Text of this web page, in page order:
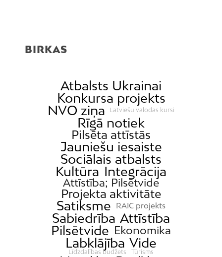
BIRKAS
Atbalsts Ukrainai
Konkursa projekts
NVO ziņa
Latviešu valodas kursi
Rīgā notiek
Pilsēta attīstās
Jauniešu iesaiste
Sociālais atbalsts
Kultūra Integrācija
Attīstība; Pilsētvide
Projekta aktivitāte
Satiksme RAIC projekts
Sabiedrība Attīstība
Pilsētvide Ekonomika
Labklājība Vide
Līdzdalības budžets Tūrisms